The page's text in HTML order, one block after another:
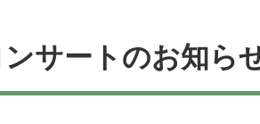
サートのお知ら